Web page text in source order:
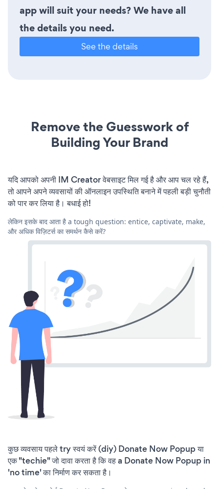
app will suit your needs? We have all
the details you need.
See the details
Remove the Guesswork of
Building Your Brand
यदि आपको अपनी IM Creator वेबसाइट मिल गई है और आप चल रहे हैं,
तो आपने अपने व्यवसायों की ऑनलाइन उपस्थिति बनाने में पहली बड़ी चुनौती
को पार कर लिया है। बधाई हो!
लेकिन इसके बाद आता है a tough question: entice, captivate, make,
और अधिक विज़िटर्स का समर्थन कैसे करें?
कुछ व्यवसाय पहले try स्वयं करें (diy) Donate Now Popup या
एक "techie" जो दावा करता है कि वह a Donate Now Popup in
'no time' का निर्माण कर सकता है।